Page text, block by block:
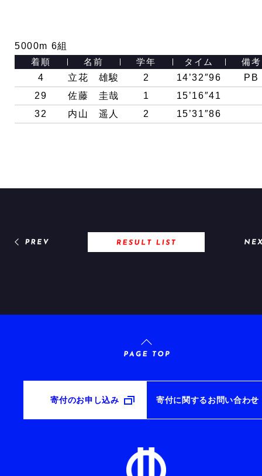
5000m 6組
着順
名前 学年 タイム
備考
4
立花 雄駿 2 14’32″96
PB
29
佐藤 圭哉 1
15’16″41
32
内山 遥人 2 15’31″86
寄付のお申し込み 寄付に関するお問い合わせ